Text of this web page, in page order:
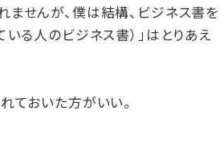
せんが、僕は結構、ビジネス書を
る人のビジネス書）」はとりあえ
ておいた方がいい。